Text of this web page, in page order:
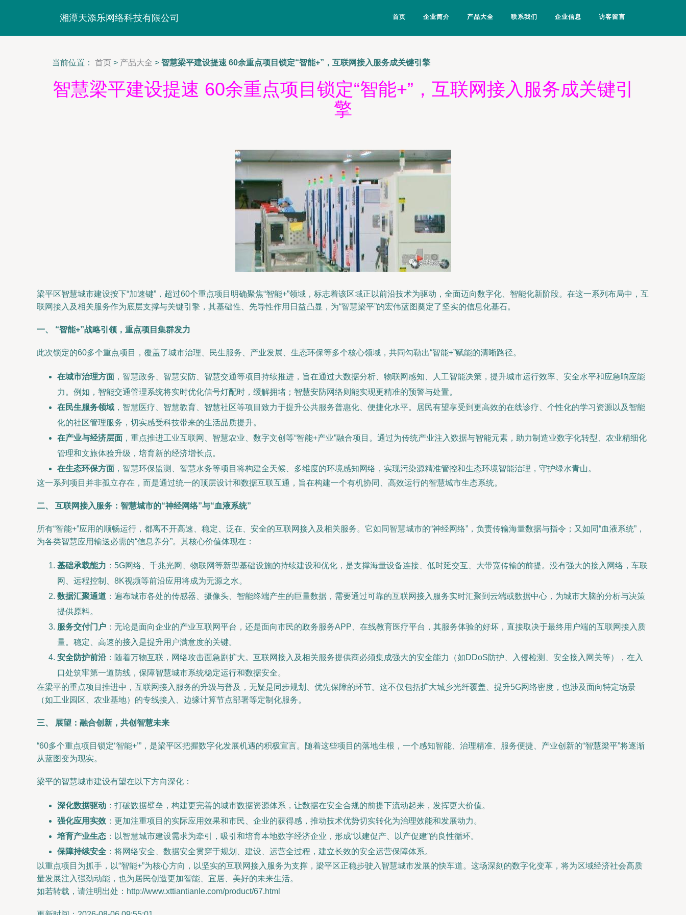
湘潭天添乐网络科技有限公司 首页 企业简介 产品大全 联系我们 企业信息 访客留言
当前位置： 首页 > 产品大全 > 智慧梁平建设提速 60余重点项目锁定“智能+”，互联网接入服务成关键引擎
智慧梁平建设提速 60余重点项目锁定“智能+”，互联网接入服务成关键引
擎
梁平区智慧城市建设按下“加速键”，超过60个重点项目明确聚焦“智能+”领域，标志着该区域正以前沿技术为驱动，全面迈向数字化、智能化新阶段。在这一系列布局中，互
联网接入及相关服务作为底层支撑与关键引擎，其基础性、先导性作用日益凸显，为“智慧梁平”的宏伟蓝图奠定了坚实的信息化基石。
一、 “智能+”战略引领，重点项目集群发力
此次锁定的60多个重点项目，覆盖了城市治理、民生服务、产业发展、生态环保等多个核心领域，共同勾勒出“智能+”赋能的清晰路径。
在城市治理方面 ，智慧政务、智慧安防、智慧交通等项目持续推进，旨在通过大数据分析、物联网感知、人工智能决策，提升城市运行效率、安全水平和应急响应能
力。例如，智能交通管理系统将实时优化信号灯配时，缓解拥堵；智慧安防网络则能实现更精准的预警与处置。
在民生服务领域 ，智慧医疗、智慧教育、智慧社区等项目致力于提升公共服务普惠化、便捷化水平。居民有望享受到更高效的在线诊疗、个性化的学习资源以及智能
化的社区管理服务，切实感受科技带来的生活品质提升。
在产业与经济层面 ，重点推进工业互联网、智慧农业、数字文创等“智能+产业”融合项目。通过为传统产业注入数据与智能元素，助力制造业数字化转型、农业精细化
管理和文旅体验升级，培育新的经济增长点。
在生态环保方面 ，智慧环保监测、智慧水务等项目将构建全天候、多维度的环境感知网络，实现污染源精准管控和生态环境智能治理，守护绿水青山。
这一系列项目并非孤立存在，而是通过统一的顶层设计和数据互联互通，旨在构建一个有机协同、高效运行的智慧城市生态系统。
二、 互联网接入服务：智慧城市的“神经网络”与“血液系统”
所有“智能+”应用的顺畅运行，都离不开高速、稳定、泛在、安全的互联网接入及相关服务。它如同智慧城市的“神经网络”，负责传输海量数据与指令；又如同“血液系统”，
为各类智慧应用输送必需的“信息养分”。其核心价值体现在：
基础承载能力 ：5G网络、千兆光网、物联网等新型基础设施的持续建设和优化，是支撑海量设备连接、低时延交互、大带宽传输的前提。没有强大的接入网络，车联
网、远程控制、8K视频等前沿应用将成为无源之水。
数据汇聚通道 ：遍布城市各处的传感器、摄像头、智能终端产生的巨量数据，需要通过可靠的互联网接入服务实时汇聚到云端或数据中心，为城市大脑的分析与决策
提供原料。
服务交付门户 ：无论是面向企业的产业互联网平台，还是面向市民的政务服务APP、在线教育医疗平台，其服务体验的好坏，直接取决于最终用户端的互联网接入质
量。稳定、高速的接入是提升用户满意度的关键。
安全防护前沿：随着万物互联，网络攻击面急剧扩大。互联网接入及相关服务提供商必须集成强大的安全能力（如DDoS防护、入侵检测、安全接入网关等），在入
口处筑牢第一道防线，保障智慧城市系统稳定运行和数据安全。
在梁平的重点项目推进中，互联网接入服务的升级与普及，无疑是同步规划、优先保障的环节。这不仅包括扩大城乡光纤覆盖、提升5G网络密度，也涉及面向特定场景
（如工业园区、农业基地）的专线接入、边缘计算节点部署等定制化服务。
三、 展望：融合创新，共创智慧未来
“60多个重点项目锁定‘智能+’”，是梁平区把握数字化发展机遇的积极宣言。随着这些项目的落地生根，一个感知智能、治理精准、服务便捷、产业创新的“智慧梁平”将逐渐
从蓝图变为现实。
梁平的智慧城市建设有望在以下方向深化：
深化数据驱动 ：打破数据壁垒，构建更完善的城市数据资源体系，让数据在安全合规的前提下流动起来，发挥更大价值。
强化应用实效 ：更加注重项目的实际应用效果和市民、企业的获得感，推动技术优势切实转化为治理效能和发展动力。
培育产业生态 ：以智慧城市建设需求为牵引，吸引和培育本地数字经济企业，形成“以建促产、以产促建”的良性循环。
保障持续安全 ：将网络安全、数据安全贯穿于规划、建设、运营全过程，建立长效的安全运营保障体系。
以重点项目为抓手，以“智能+”为核心方向，以坚实的互联网接入服务为支撑，梁平区正稳步驶入智慧城市发展的快车道。这场深刻的数字化变革，将为区域经济社会高质
量发展注入强劲动能，也为居民创造更加智能、宜居、美好的未来生活。
如若转载，请注明出处：http://www.xttiantianle.com/product/67.html